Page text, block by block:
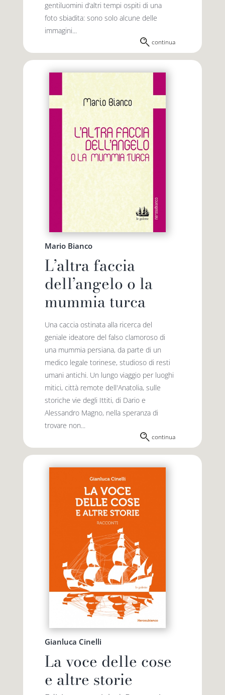
gentiluomini d’altri tempi ospiti di una
foto sbiadita: sono solo alcune delle
immagini...
continua
Mario Bianco
L’altra faccia
dell’angelo o la
mummia turca
Una caccia ostinata alla ricerca del
geniale ideatore del falso clamoroso di
una mummia persiana, da parte di un
medico legale torinese, studioso di resti
umani antichi. Un lungo viaggio per luoghi
mitici, città remote dell'Anatolia, sulle
storiche vie degli Ittiti, di Dario e
Alessandro Magno, nella speranza di
trovare non...
continua
Gianluca Cinelli
La voce delle cose
e altre storie